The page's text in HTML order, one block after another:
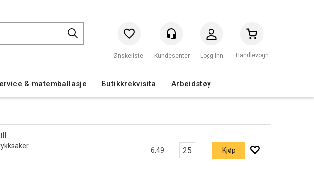
Logg inn Handlevogn
& matemballasje Butikkrekvisita Arbeidstøy
6,49 Kjøp